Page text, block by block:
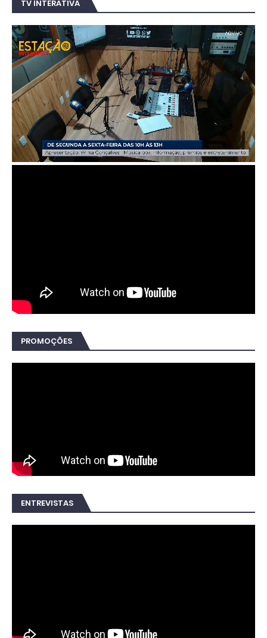
TV INTERATIVA
PROMOÇÕES
ENTREVISTAS